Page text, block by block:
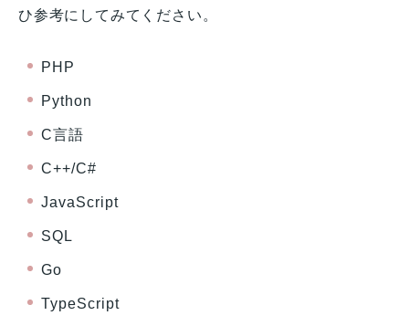
ひ参考にしてみてください。
PHP
Python
C言語
C++/C#
JavaScript
SQL
Go
TypeScript